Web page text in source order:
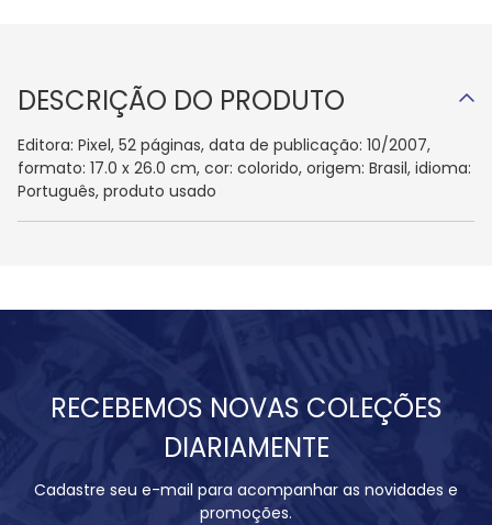
DESCRIÇÃO DO PRODUTO
Editora: Pixel, 52 páginas, data de publicação: 10/2007,
formato: 17.0 x 26.0 cm, cor: colorido, origem: Brasil, idioma:
Português, produto usado
RECEBEMOS NOVAS COLEÇÕES
DIARIAMENTE
Cadastre seu e-mail para acompanhar as novidades e
promoções.